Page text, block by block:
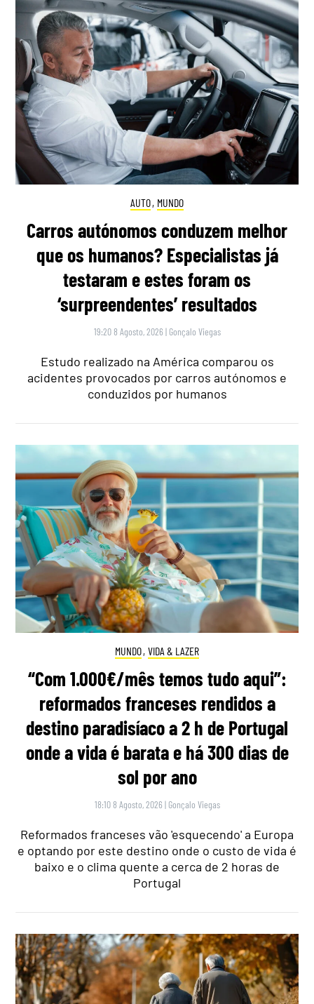
AUTO, MUNDO
Carros autónomos conduzem melhor
que os humanos? Especialistas já
testaram e estes foram os
‘surpreendentes’ resultados
19:20 8 Agosto, 2026 | Gonçalo Viegas
Estudo realizado na América comparou os
acidentes provocados por carros autónomos e
conduzidos por humanos
MUNDO, VIDA & LAZER
“Com 1.000€/mês temos tudo aqui”:
reformados franceses rendidos a
destino paradisíaco a 2 h de Portugal
onde a vida é barata e há 300 dias de
sol por ano
18:10 8 Agosto, 2026 | Gonçalo Viegas
Reformados franceses vão 'esquecendo' a Europa
e optando por este destino onde o custo de vida é
baixo e o clima quente a cerca de 2 horas de
Portugal